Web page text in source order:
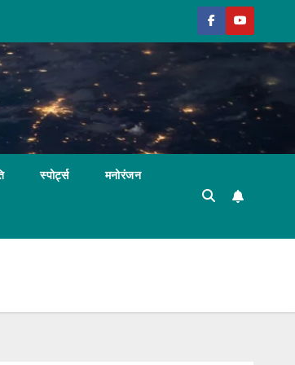
स्पोर्ट्स मनोरंजन